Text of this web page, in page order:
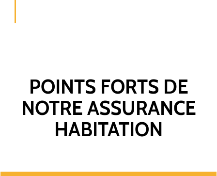
POINTS FORTS DE
NOTRE ASSURANCE
HABITATION